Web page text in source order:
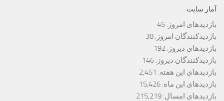
آمار سایت
بازدیدهای امروز: 45
بازدیدکنندگان امروز: 38
بازدیدهای دیروز: 192
بازدیدکنندگان دیروز: 146
بازدیدهای این هفته: 2,451
بازدیدهای این ماه: 15,426
بازدیدهای امسال: 215,219